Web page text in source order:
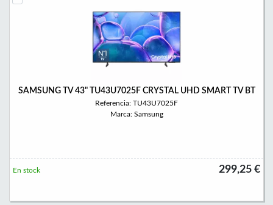
SAMSUNG TV 43" TU43U7025F CRYSTAL UHD SMART TV BT
Referencia: TU43U7025F
Marca: Samsung
299,25 €
En stock